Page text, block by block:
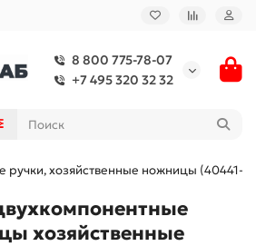
8 800 775-78-07
+7 495 320 32 32
ручки, хозяйственные ножницы (40441-
хозяйственные